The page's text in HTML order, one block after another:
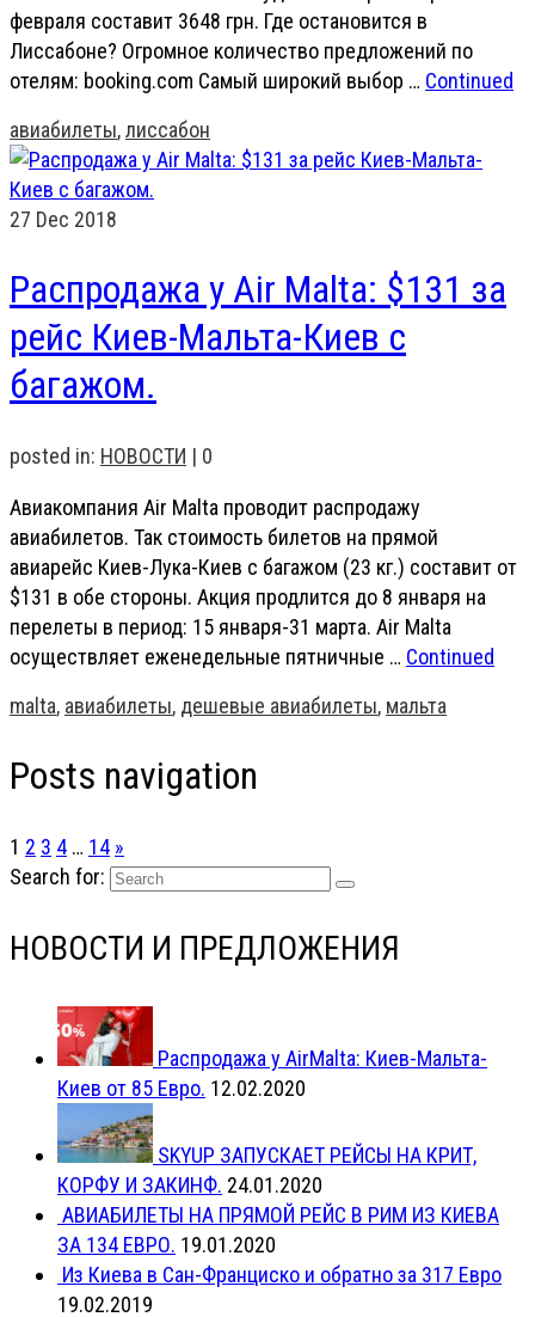
февраля составит 3648 грн. Где остановится в
Лиссабоне? Огромное количество предложений по
отелям: booking.com Самый широкий выбор … Continued
авиабилеты,лиссабон
27 Dec 2018
Распродажа у Air Malta: $131 за
рейс Киев-Мальта-Киев с
багажом.
posted in: НОВОСТИ | 0
Авиакомпания Air Malta проводит распродажу
авиабилетов. Так стоимость билетов на прямой
авиарейс Киев-Лука-Киев с багажом (23 кг.) составит от
$131 в обе стороны. Акция продлится до 8 января на
перелеты в период: 15 января-31 марта. Air Malta
осуществляет еженедельные пятничные … Continued
malta, авиабилеты, дешевые авиабилеты, мальта
Posts navigation
1 2 3 4 … 14 »
Search for:
НОВОСТИ И ПРЕДЛОЖЕНИЯ
Распродажа у AirMalta: Киев-Мальта-
Киев от 85 Евро. 12.02.2020
SKYUP ЗАПУСКАЕТ РЕЙСЫ НА КРИТ,
КОРФУ И ЗАКИНФ. 24.01.2020
АВИАБИЛЕТЫ НА ПРЯМОЙ РЕЙС В РИМ ИЗ КИЕВА
ЗА 134 ЕВРО. 19.01.2020
Из Киева в Сан-Франциско и обратно за 317 Евро
19.02.2019